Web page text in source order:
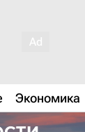
Экономика